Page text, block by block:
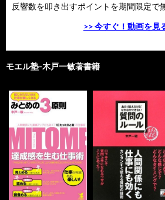
反響数を叩き出すポイントを期間限定で
>> 今すぐ！動画を見
モエル塾-木戸一敏著書籍